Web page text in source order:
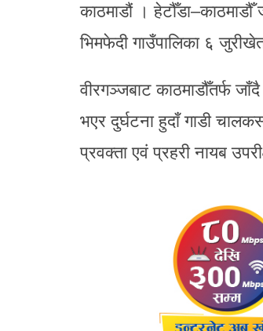
काठमाडौं ।
भिमफेदी गाउँपालिका ६
वीरगञ्जबाट काठमाडौँतर्फ
भएर दुर्घटना हुदाँ गाडी
प्रवक्ता एवं प्रहरी नायब